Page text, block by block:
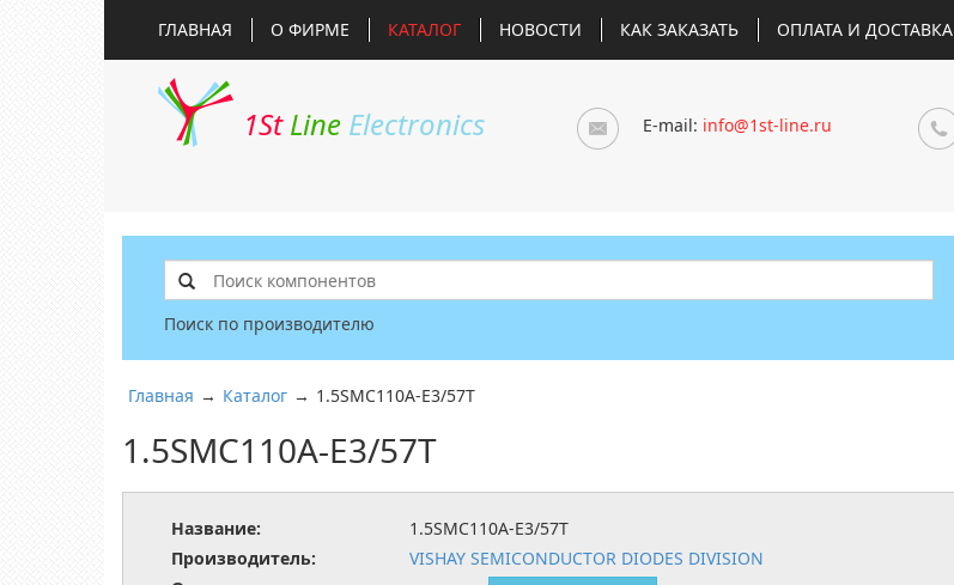
ГЛАВНАЯ О ФИРМЕ КАТАЛОГ НОВОСТИ КАК ЗАКАЗАТЬ ОПЛАТА И ДОСТАВКА
1St Line Electronics E-mail: info@1st-line.ru
Поиск по производителю
Главная → Каталог → 1.5SMC110A-E3/57T
1.5SMC110A-E3/57T
Название:
1.5SMC110A-E3/57T
Производитель:
VISHAY SEMICONDUCTOR DIODES DIVISION